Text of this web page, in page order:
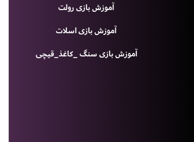
آموزش بازی رولت
آموزش بازی اسلات
آموزش بازی سنگ _کاغذ_قیچی